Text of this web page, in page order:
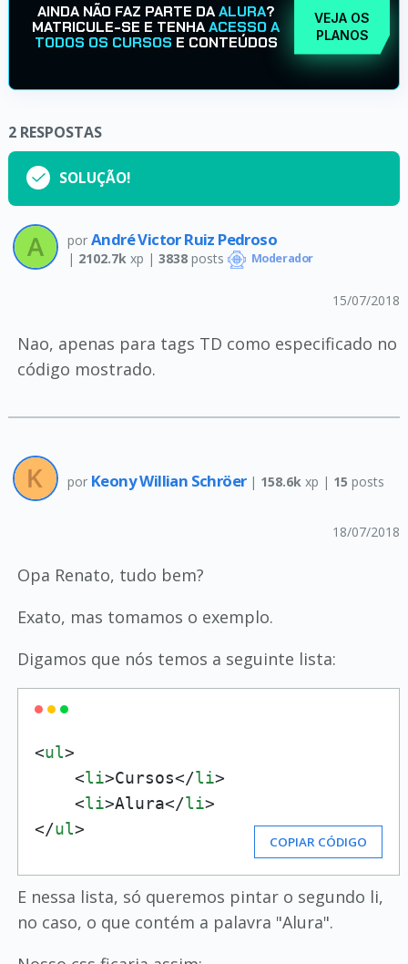
AINDA NÃO FAZ PARTE DAALURA?
MATRICULE-SE E TENHAACESSO A
TODOS OS CURSOS E CONTEÚDOS
VEJA OS
PLANOS
2 RESPOSTAS
SOLUÇÃO!
por André Victor Ruiz Pedroso
| 2102.7k xp | 3838posts Moderador
15/07/2018
Nao, apenas para tags TD como especificado no
código mostrado.
por Keony Willian Schröer | 158.6k xp | 15 posts
18/07/2018
Opa Renato, tudo bem?
Exato, mas tomamos o exemplo.
Digamos que nós temos a seguinte lista:
<ul>
    <
li>Cursos</li>
    <
li>Alura</li>
</ul>
COPIAR CÓDIGO
E nessa lista, só queremos pintar o segundo li,
no caso, o que contém a palavra "Alura".